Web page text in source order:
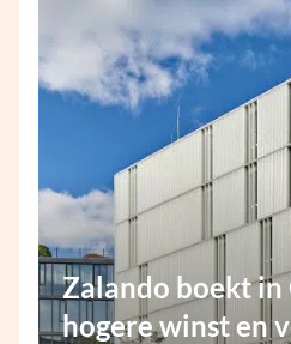
Zalando boekt in
hogere winst en